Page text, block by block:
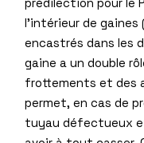
l’intérieur de gaines
encastrés dans les
gaine a un double
frottements et des
permet, en cas de
tuyau défectueux